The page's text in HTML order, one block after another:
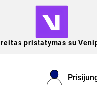
pristatymas su